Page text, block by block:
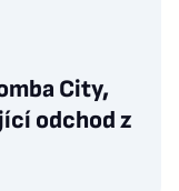
City,
odchod z